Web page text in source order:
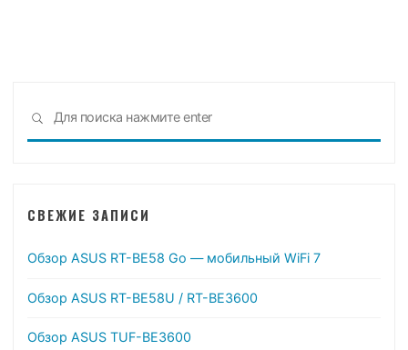
ПОИСК
СВЕЖИЕ ЗАПИСИ
Обзор ASUS RT-BE58 Go — мобильный WiFi 7
Обзор ASUS RT-BE58U / RT-BE3600
Обзор ASUS TUF-BE3600